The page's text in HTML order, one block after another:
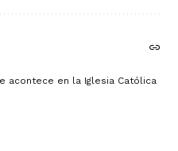
acontece en la Iglesia Católica